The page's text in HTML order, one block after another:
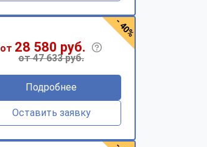
от 28 580 руб.
от 47 633 руб.
Подробнее
Оставить заявку
- 40%